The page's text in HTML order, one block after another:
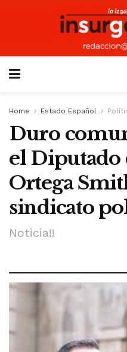
Home Estado Español
Duro
el Diputado
Ortega
sindicato
Noticia!!